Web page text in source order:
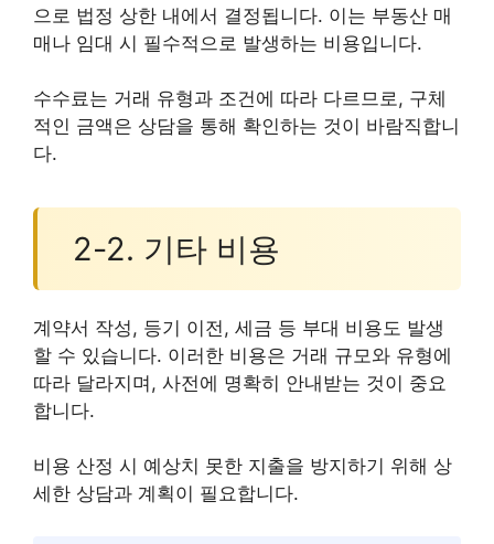
으로 법정 상한 내에서 결정됩니다. 이는 부동산 매
매나 임대 시 필수적으로 발생하는 비용입니다.
수수료는 거래 유형과 조건에 따라 다르므로, 구체
적인 금액은 상담을 통해 확인하는 것이 바람직합니
다.
2-2. 기타 비용
계약서 작성, 등기 이전, 세금 등 부대 비용도 발생
할 수 있습니다. 이러한 비용은 거래 규모와 유형에
따라 달라지며, 사전에 명확히 안내받는 것이 중요
합니다.
비용 산정 시 예상치 못한 지출을 방지하기 위해 상
세한 상담과 계획이 필요합니다.